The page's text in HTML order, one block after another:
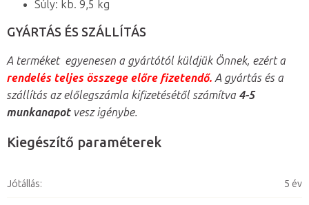
Súly: kb. 9,5 kg
GYÁRTÁS ÉS SZÁLLÍTÁS
A terméket egyenesen a gyártótól küldjük Önnek, ezért a
rendelés teljes összege előre fizetendő. A gyártás és a
szállítás az előlegszámla kifizetésétől számítva 4-5
munkanapot vesz igénybe.
Kiegészítő paraméterek
Jótállás: 5 év